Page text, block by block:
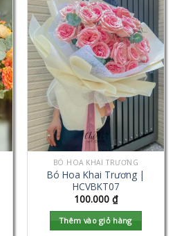
BÓ HOA KHAI TRƯƠNG
Bó Hoa Khai Trương |
HCVBKT07
100.000 ₫
Thêm vào giỏ hàng